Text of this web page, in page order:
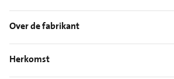
Over de fabrikant
Herkomst